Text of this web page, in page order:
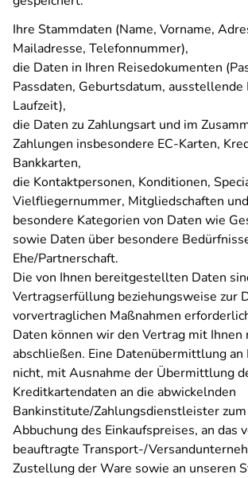
Ihre Stammdaten (Name, Vorname,
Mailadresse, Telefonnummer),
die Daten in Ihren Reisedokumenten
Passdaten, Geburtsdatum, ausstellende
Laufzeit),
die Daten zu Zahlungsart und im
Zahlungen insbesondere EC-Karten,
Bankkarten,
die Kontaktpersonen, Konditionen,
Vielfliegernummer, Mitgliedschaften und
besondere Kategorien von Daten wie
sowie Daten über besondere
Ehe/Partnerschaft.
Die von Ihnen bereitgestellten Daten
Vertragserfüllung beziehungsweise zur
vorvertraglichen Maßnahmen
Daten können wir den Vertrag mit Ihnen
abschließen. Eine Datenübermittlung
nicht, mit Ausnahme der Übermittlung
Kreditkartendaten an die abwickelnden
Bankinstitute/Zahlungsdienstleister
Abbuchung des Einkaufspreises, an das
beauftragte Transport-/
Zustellung der Ware sowie an unseren